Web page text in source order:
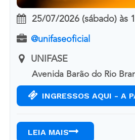
25/07/2026 (sábado) às
@unifaseoficial
UNIFASE
Avenida Barão do Rio
INGRESSOS AQUI - A
LEIA MAIS